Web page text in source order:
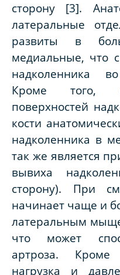
сторону [3].
латеральные
развиты в
медиальные, что
надколенника
Кроме того,
поверхностей
кости
надколенника в
так же является
вывиха
сторону). При
начинает чаще и
латеральным
что может
артроза. Кроме
нагрузка и